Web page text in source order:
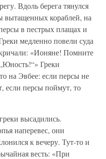
Вдоль берега тянулся
вытащенных кораблей, на
в пестрых плащах и
медленно повели суда
«Ионяне! Помните
Греки
на Эвбее: если персы не
если персы поймут, то
высадились.
наперевес, они
к вечеру. Тут-то и
весть: «При